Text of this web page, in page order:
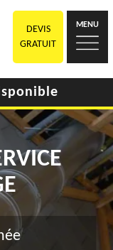
DEVIS
GRATUIT
MENU